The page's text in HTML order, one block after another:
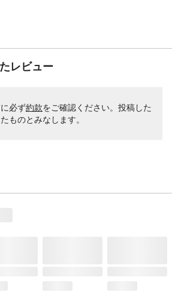
レビュー
必ず約款をご確認ください。投稿した
ものとみなします。